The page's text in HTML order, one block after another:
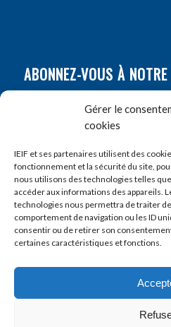
Gérer le
cookies
IEIF et ses partenaires utilisent des
fonctionnement et la sécurité du site,
nous utilisons des technologies telles
accéder aux informations des appareils.
technologies nous permettra de traiter
comportement de navigation ou les ID
consentir ou de retirer son
certaines caractéristiques et fonctions.
ABONNEZ-VOUS À
Prénom*
E-mail*